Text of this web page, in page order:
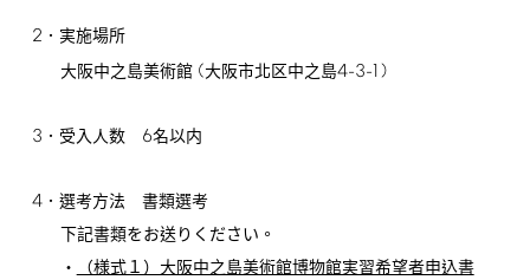
2 ．実施場所
大阪中之島美術館 (大阪市北区中之島4-3-1)
3 ．受入人数 6名以内
4．選考方法 書類選考
下記書類をお送りください。
・
（様式１）大阪中之島美術館博物館実習希望者申込書